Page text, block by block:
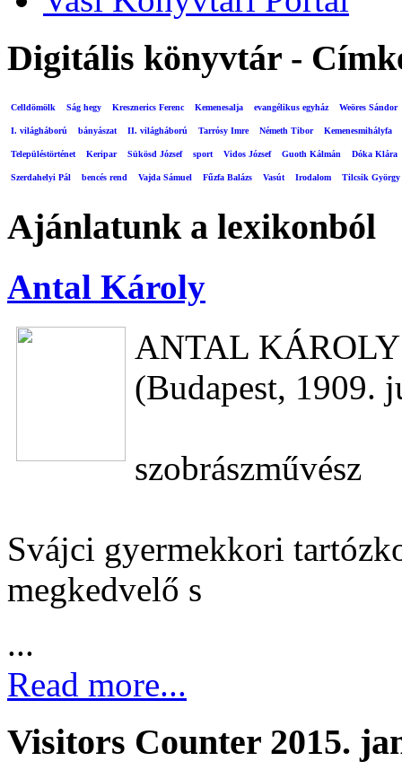
Digitális könyvtár -
Celldömölk Ság hegy Kresznerics Ferenc Kemenesalja evangélikus egyház Weöres Sándor
I. világháború bányászat II. világháború Tarrósy Imre Németh Tibor Kemenesmihályfa
Településtörténet Keripar Sükösd József sport Vidos József Guoth Kálmán Dóka Klára
Szerdahelyi Pál bencés rend Vajda Sámuel Fűzfa Balázs Vasút Irodalom Tilcsik György
Ajánlatunk a lexikonból
Antal Károly
ANTAL KÁROLY
(Budapest, 1909.
szobrászművész
Svájci gyermekkori
megkedvelő s
...
Read more...
Visitors Counter 2015.